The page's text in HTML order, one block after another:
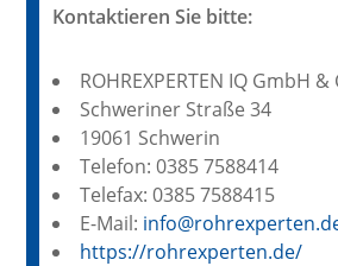
Kontaktieren Sie bitte:
ROHREXPERTEN IQ GmbH &
Schweriner Straße 34
19061 Schwerin
Telefon: 0385 7588414
Telefax: 0385 7588415
E-Mail:
https://rohrexperten.de/